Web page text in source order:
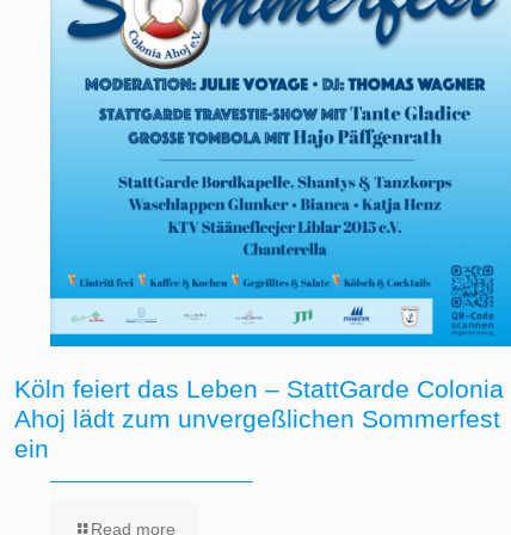
Köln feiert das Leben – StattGarde Colonia
Ahoj lädt zum unvergeßlichen Sommerfest
ein
Read more